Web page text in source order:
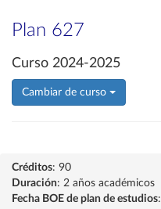
Plan 627
Curso 2024-2025
Cambiar de curso
Créditos: 90
Duración: 2 años académicos
Fecha BOE de plan de estudios: